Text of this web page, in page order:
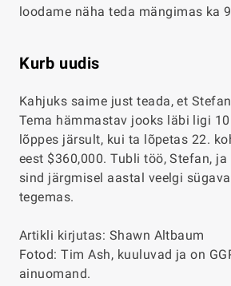
loodame näha teda mängimas ka
Kurb uudis
Kahjuks saime just teada, et
Tema hämmastav jooks läbi ligi
lõppes järsult, kui ta lõpetas 22.
eest $360,000. Tubli töö, Stefan,
sind järgmisel aastal veelgi
tegemas.
Artikli kirjutas: Shawn Altbaum
Fotod: Tim Ash, kuuluvad ja on
ainuomand.